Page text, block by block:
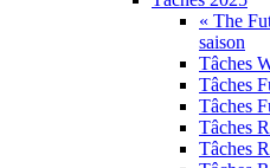
« The
saison
Tâches
Tâches
Tâches
Tâches
Tâches